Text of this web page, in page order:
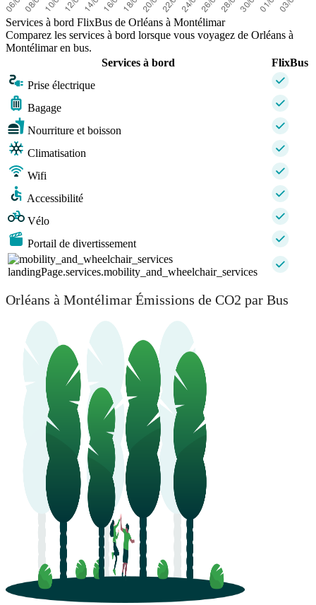
Services à bord FlixBus de Orléans à Montélimar
Comparez les services à bord lorsque vous voyagez de Orléans à
Montélimar en bus.
Services à bord
FlixBus
Prise électrique
Bagage
Nourriture et boisson
Climatisation
Wifi
Accessibilité
Vélo
Portail de divertissement
landingPage.services.mobility_and_wheelchair_services
Orléans à Montélimar Émissions de CO2 par Bus